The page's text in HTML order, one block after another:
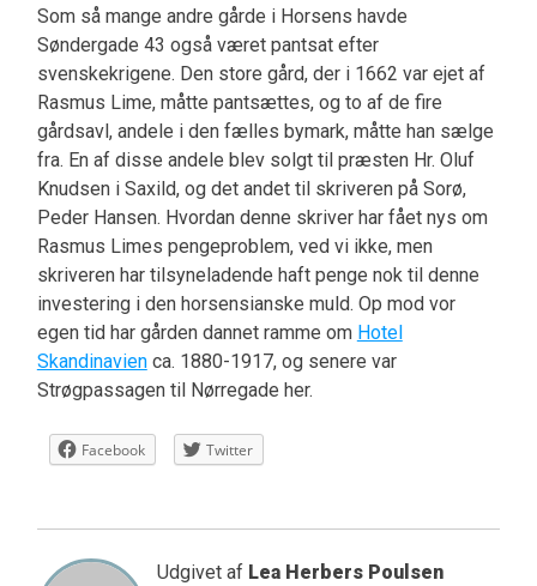
Som så mange andre gårde i Horsens havde
Søndergade 43 også været pantsat efter
svenskekrigene. Den store gård, der i 1662 var ejet af
Rasmus Lime, måtte pantsættes, og to af de fire
gårdsavl, andele i den fælles bymark, måtte han sælge
fra. En af disse andele blev solgt til præsten Hr. Oluf
Knudsen i Saxild, og det andet til skriveren på Sorø,
Peder Hansen. Hvordan denne skriver har fået nys om
Rasmus Limes pengeproblem, ved vi ikke, men
skriveren har tilsyneladende haft penge nok til denne
investering i den horsensianske muld. Op mod vor
egen tid har gården dannet ramme om Hotel
Skandinavienca. 1880-1917, og senere var
Strøgpassagen til Nørregade her.
Facebook Twitter
Udgivet af Lea Herbers Poulsen